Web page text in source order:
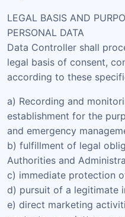
LEGAL BASIS AND
PERSONAL DATA
Data Controller shall
legal basis of consent,
according to these
a) Recording and
establishment for the
and emergency
b) fulfillment of legal
Authorities and
c) immediate protection
d) pursuit of a legitimate
e) direct marketing